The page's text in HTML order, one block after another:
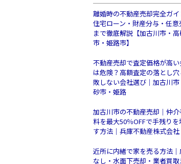
離婚時の不動産売却完全ガイ
住宅ローン・財産分与・任意
まで徹底解説【加古川市・
市・姫路市】
不動産売却で査定価格が高
は危険？高額査定の落とし
敗しない会社選び｜加古川
砂市・姫路
加古川市の不動産売却｜仲
料を最大50％OFFで手残りを
す方法｜兵庫不動産株式会社
近所に内緒で家を売る方法
なし・水面下売却・業者買取